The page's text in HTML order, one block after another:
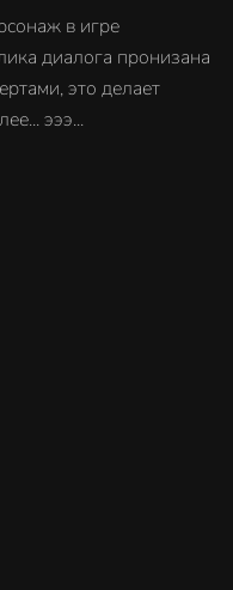
в игре
диалога пронизана
это делает
эээ...